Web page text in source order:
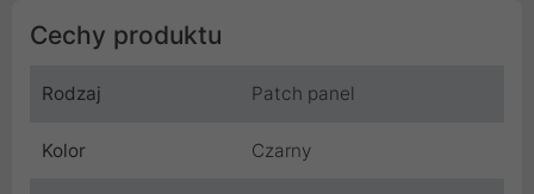
Cechy produktu
Rodzaj Patch panel
Kolor Czarny